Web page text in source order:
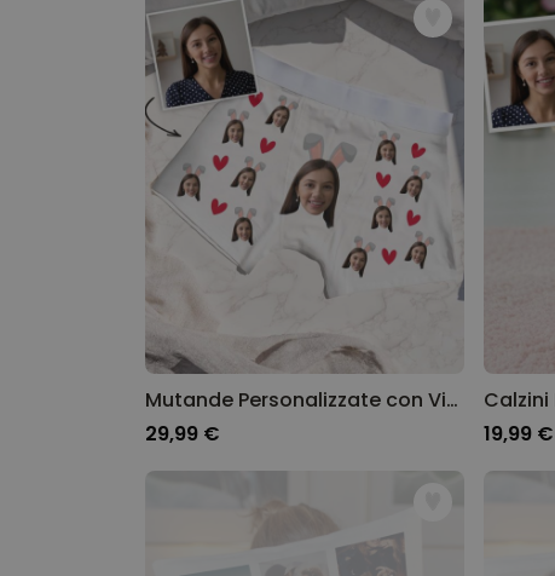
Mutande Personalizzate con Viso e Orecchie da Coniglio
29,99 €
19,99 €